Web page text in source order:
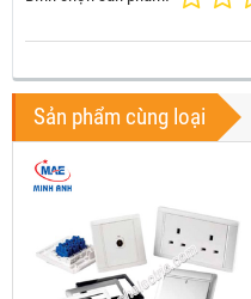
Sản phẩm cùng loại